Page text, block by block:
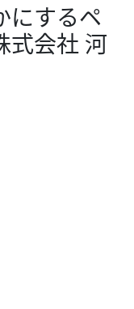
にするペ
式会社 河